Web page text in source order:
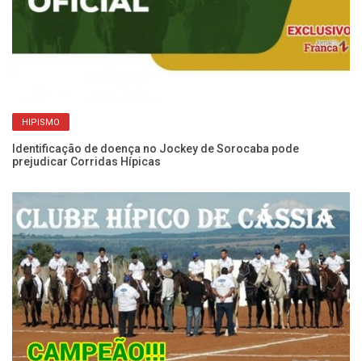
HIPISMO
Identificação de doença no Jockey de Sorocaba pode
prejudicar Corridas Hípicas